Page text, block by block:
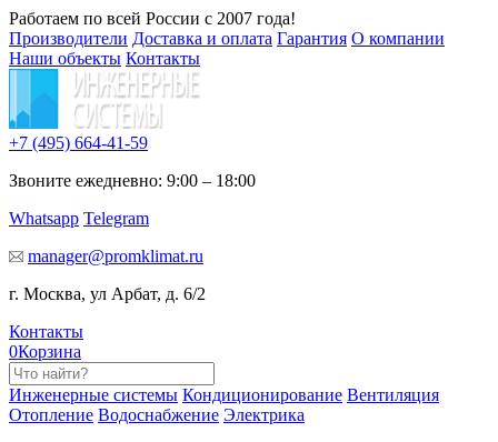
Работаем по всей России с 2007 года!
Производители Доставка и оплата Гарантия О компании
Наши объекты Контакты
+7 (495) 664-41-59
Звоните ежедневно: 9:00 – 18:00
Whatsapp Telegram
manager@promklimat.ru
г. Москва, ул Арбат, д. 6/2
Контакты
0Корзина
Инженерные системы Кондиционирование Вентиляция
Отопление Водоснабжение Электрика